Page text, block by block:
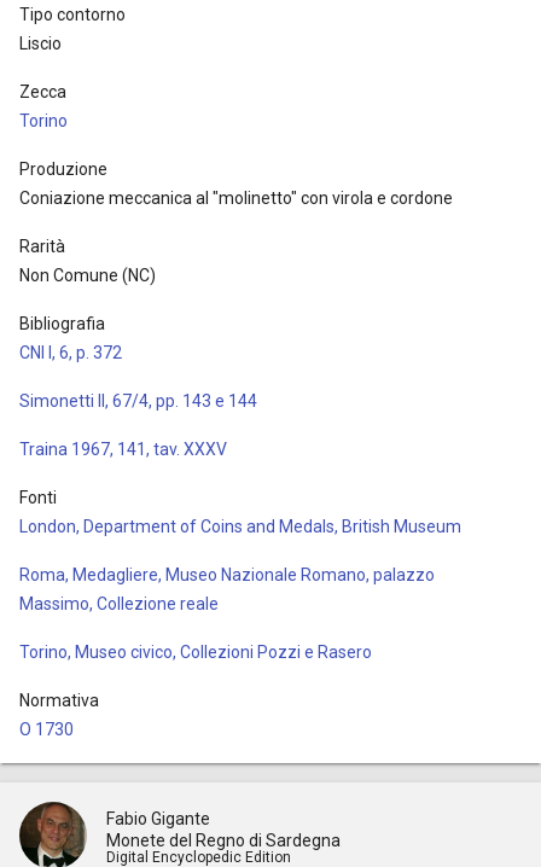
Tipo contorno
Liscio
Zecca
Torino
Produzione
Coniazione meccanica al "molinetto" con virola e cordone
Rarità
Non Comune (NC)
Bibliografia
CNI I, 6, p. 372
Simonetti II, 67/4, pp. 143 e 144
Traina 1967, 141, tav. XXXV
Fonti
London, Department of Coins and Medals, British Museum
Roma, Medagliere, Museo Nazionale Romano, palazzo
Massimo, Collezione reale
Torino, Museo civico, Collezioni Pozzi e Rasero
Normativa
O 1730
Fabio Gigante
Monete del Regno di Sardegna
Digital Encyclopedic Edition